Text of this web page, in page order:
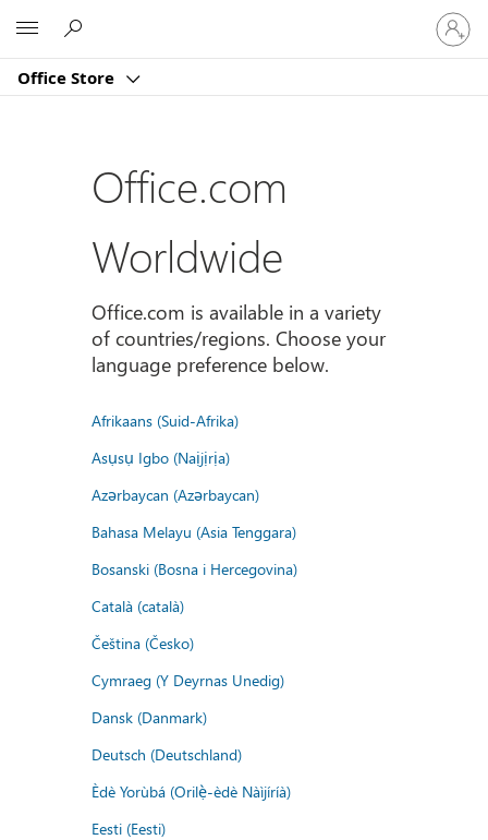
Office Store
Sign
in
to
account
Office.com
Worldwide
Office.com is available in a variety
of countries/regions. Choose your
language preference below.
Afrikaans (Suid-Afrika)
Asụsụ Igbo (Naịjịrịa)
Azərbaycan (Azərbaycan)
Bahasa Melayu (Asia Tenggara)
Bosanski (Bosna i Hercegovina)
Català (català)
Čeština (Česko)
Cymraeg (Y Deyrnas Unedig)
Dansk (Danmark)
Deutsch (Deutschland)
Èdè Yorùbá (Orilẹ̀-èdè Nàìjíríà)
Eesti (Eesti)